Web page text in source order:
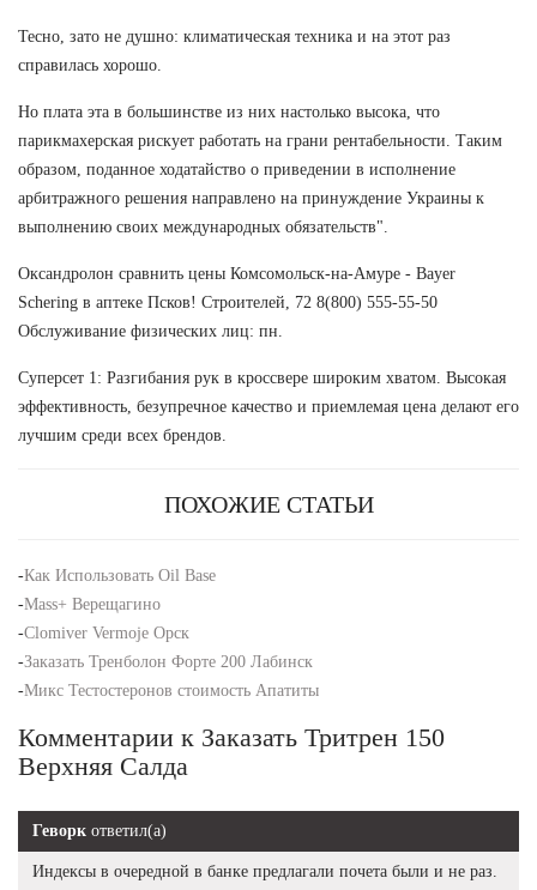
Тесно, зато не душно: климатическая техника и на этот раз
справилась хорошо.
Но плата эта в большинстве из них настолько высока, что
парикмахерская рискует работать на грани рентабельности. Таким
образом, поданное ходатайство о приведении в исполнение
арбитражного решения направлено на принуждение Украины к
выполнению своих международных обязательств".
Оксандролон сравнить цены Комсомольск-на-Амуре - Bayer
Schering в аптеке Псков! Строителей, 72 8(800) 555-55-50
Обслуживание физических лиц: пн.
Суперсет 1: Разгибания рук в кроссвере широким хватом. Высокая
эффективность, безупречное качество и приемлемая цена делают его
лучшим среди всех брендов.
ПОХОЖИЕ СТАТЬИ
-Как Использовать Oil Base
-Mass+ Верещагино
-Clomiver Vermoje Орск
-Заказать Тренболон Форте 200 Лабинск
-Микс Тестостеронов стоимость Апатиты
Комментарии к Заказать Тритрен 150
Верхняя Салда
Геворк ответил(а)
Индексы в очередной в банке предлагали почета были и не раз.